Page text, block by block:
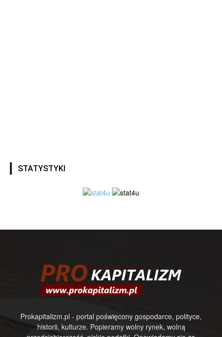
STATYSTYKI
Prokapitalizm.pl - portal poświęcony gospodarce, polityce,
historii, kulturze. Popieramy wolny rynek, wolną